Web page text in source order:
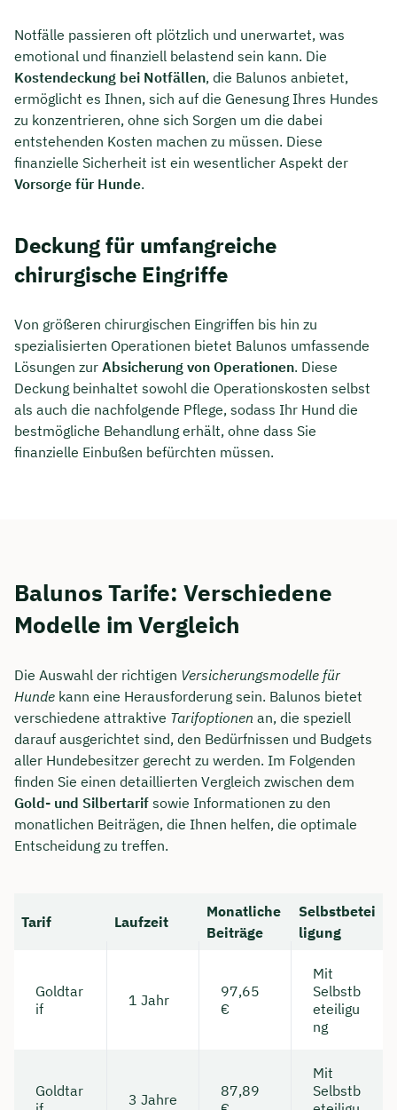
Notfälle passieren oft plötzlich und unerwartet, was
emotional und finanziell belastend sein kann. Die
Kostendeckung bei Notfällen, die Balunos anbietet,
ermöglicht es Ihnen, sich auf die Genesung Ihres Hundes
zu konzentrieren, ohne sich Sorgen um die dabei
entstehenden Kosten machen zu müssen. Diese
finanzielle Sicherheit ist ein wesentlicher Aspekt der
Vorsorge für Hunde.
Deckung für umfangreiche
chirurgische Eingriffe
Von größeren chirurgischen Eingriffen bis hin zu
spezialisierten Operationen bietet Balunos umfassende
Lösungen zur Absicherung von Operationen. Diese
Deckung beinhaltet sowohl die Operationskosten selbst
als auch die nachfolgende Pflege, sodass Ihr Hund die
bestmögliche Behandlung erhält, ohne dass Sie
finanzielle Einbußen befürchten müssen.
Balunos Tarife: Verschiedene
Modelle im Vergleich
Die Auswahl der richtigen Versicherungsmodelle für
Hunde kann eine Herausforderung sein. Balunos bietet
verschiedene attraktive Tarifoptionen an, die speziell
darauf ausgerichtet sind, den Bedürfnissen und Budgets
aller Hundebesitzer gerecht zu werden. Im Folgenden
finden Sie einen detaillierten Vergleich zwischen dem
Gold- und Silbertarif sowie Informationen zu den
monatlichen Beiträgen, die Ihnen helfen, die optimale
Entscheidung zu treffen.
Tarif Laufzeit
Monatliche
Beiträge
Selbstbetei
ligung
Goldtar
if
1 Jahr
97,65
€
Mit
Selbstb
eteiligu
ng
Goldtar
3 Jahre
87,89
Mit
Selbstb
Jetzt persönliches
Beratungsgespräch mit Jonas
Wir beraten dich Montag bis Freitag von 8 bis